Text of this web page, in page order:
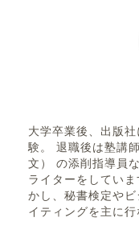
大学卒業後、出版
験。 退職後は塾講
文） の添削指導員
ライターをしてい
かし、秘書検定や
イティングを主に行